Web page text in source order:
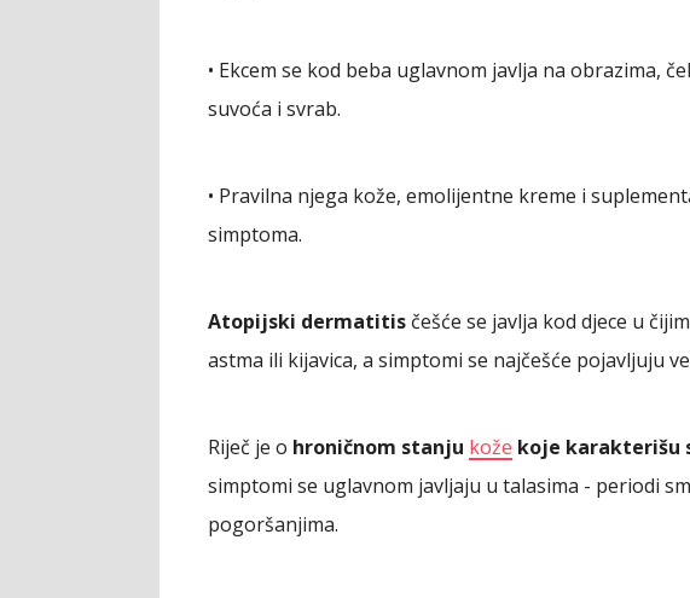
• Ekcem se kod beba uglavnom javlja na obrazima,
suvoća i svrab.
• Pravilna njega kože, emolijentne kreme i
simptoma.
Atopijski dermatitis češće se javlja kod djece u
astma ili kijavica, a simptomi se najčešće pojavljuju
Riječ je o hroničnom stanju kože koje karakterišu
simptomi se uglavnom javljaju u talasima - periodi
pogoršanjima.